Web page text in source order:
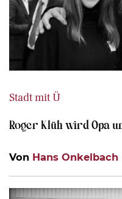
Stadt mit Ü
Roger Klüh wird Opa
Von Hans Onkelbach